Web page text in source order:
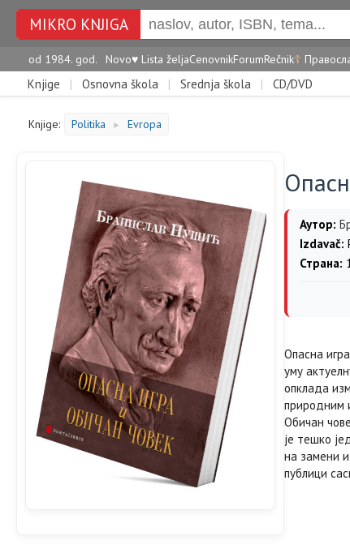
MIKRO KNJIGA
od 1984. god. Novo♥ Lista željaCenovnikForumRečnik☦
Knjige | Osnovna škola | Srednja škola | CD/DVD
Knjige: Politika ► Evropa
Аутор:
Izdavač:
Страна:
Опасна
уму
опклада
природним
Обичан
је тешко
на замени
публици